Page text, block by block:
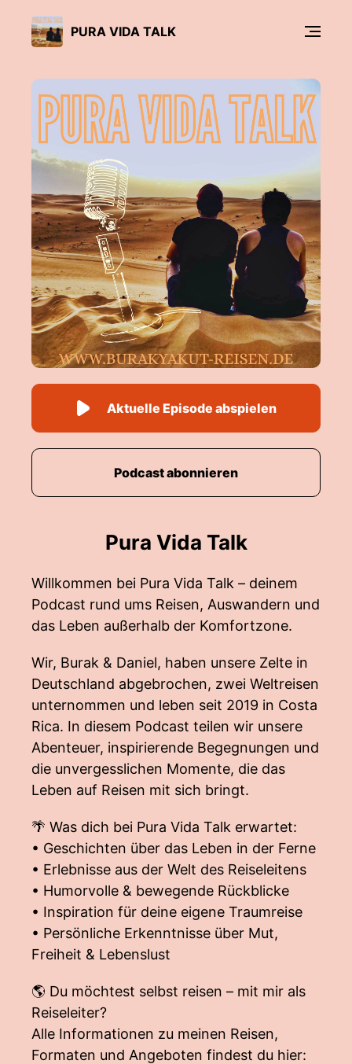
PURA VIDA TALK
Pura Vida Talk
Willkommen bei Pura Vida Talk – deinem
Podcast rund ums Reisen, Auswandern und
das Leben außerhalb der Komfortzone.
Wir, Burak & Daniel, haben unsere Zelte in
Deutschland abgebrochen, zwei Weltreisen
unternommen und leben seit 2019 in Costa
Rica. In diesem Podcast teilen wir unsere
Abenteuer, inspirierende Begegnungen und
die unvergesslichen Momente, die das
Leben auf Reisen mit sich bringt.
🌴 Was dich bei Pura Vida Talk erwartet:
• Geschichten über das Leben in der Ferne
• Erlebnisse aus der Welt des Reiseleitens
• Humorvolle & bewegende Rückblicke
• Inspiration für deine eigene Traumreise
• Persönliche Erkenntnisse über Mut,
Freiheit & Lebenslust
🌎 Du möchtest selbst reisen – mit mir als
Reiseleiter?
Alle Informationen zu meinen Reisen,
Formaten und Angeboten findest du hier:
Aktuelle Episode abspielen
Podcast abonnieren